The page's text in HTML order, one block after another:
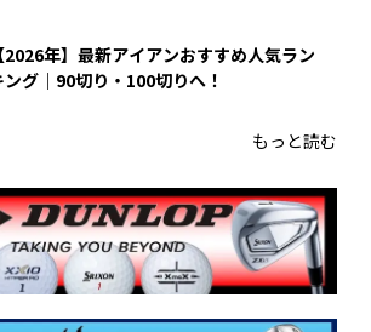
【2026年】最新アイアンおすすめ人気ラン
ング｜90切り・100切りへ！
もっと読む